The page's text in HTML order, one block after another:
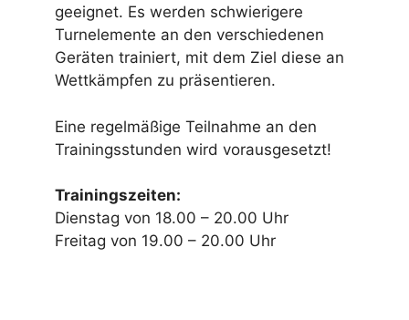
geeignet. Es werden schwierigere
Turnelemente an den verschiedenen
Geräten trainiert, mit dem Ziel diese an
Wettkämpfen zu präsentieren.
Eine regelmäßige Teilnahme an den
Trainingsstunden wird vorausgesetzt!
Trainingszeiten:
Dienstag von 18.00 – 20.00 Uhr
Freitag von 19.00 – 20.00 Uhr